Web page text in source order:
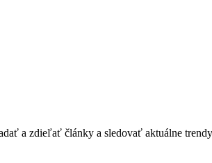
a zdieľať články a sledovať aktuálne